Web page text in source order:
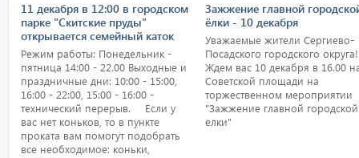
11 декабря в 12:00 в городском
парке "Скитские пруды"
открывается семейный каток
Режим работы: Понедельник -
пятница 14:00 - 22.00 Выходные и
праздничные дни: 10:00 - 15:00,
16:00 - 22:00, 15:00 - 16:00 -
технический перерыв. ⠀ Если у
вас нет коньков, то в пункте
проката вам помогут подобрать
все необходимое: коньки,
Зажжение главной
ёлки - 10 декабря
Уважаемые жители Сергиево-
Посадского городского округа!
Ждем вас 10 декабря в 16.00
Советской площади на
торжественном мероприятии
"Зажжение главной городской
елки"